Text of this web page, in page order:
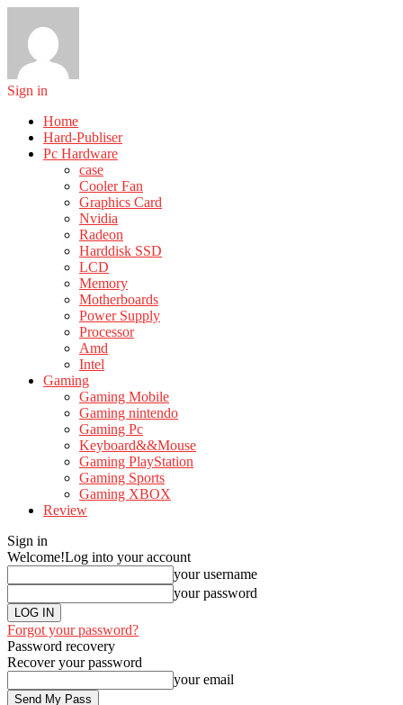
Sign in
Home
Hard-Publiser
Pc Hardware
case
Cooler Fan
Graphics Card
Nvidia
Radeon
Harddisk SSD
LCD
Memory
Motherboards
Power Supply
Processor
Amd
Intel
Gaming
Gaming Mobile
Gaming nintendo
Gaming Pc
Keyboard&&Mouse
Gaming PlayStation
Gaming Sports
Gaming XBOX
Review
Sign in
Welcome!Log into your account
your username
your password
Forgot your password?
Password recovery
Recover your password
your email